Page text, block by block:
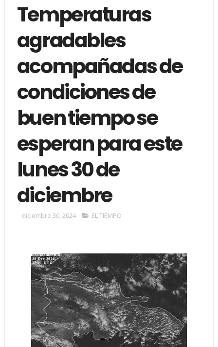
Temperaturas
agradables
acompañadas de
condiciones de
buen tiempo se
esperan para este
lunes 30 de
diciembre
diciembre 30, 2024 EL TIEMPO